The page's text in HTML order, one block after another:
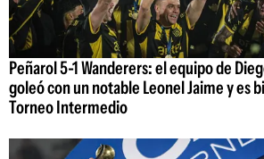
Peñarol 5-1 Wanderers: el equipo de
goleó con un notable Leonel Jaime y es
Torneo Intermedio